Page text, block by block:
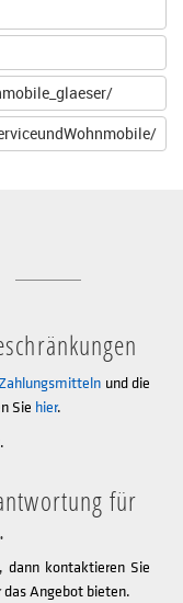
Zahlungsmitteln und die
Sie hier.
für
dann kontaktieren Sie
Angebot bieten.